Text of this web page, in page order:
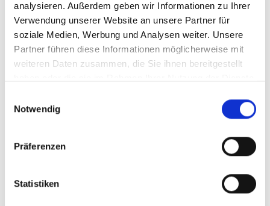
analysieren. Außerdem geben wir Informationen zu Ihrer
Verwendung unserer Website an unsere Partner für
soziale Medien, Werbung und Analysen weiter. Unsere
Partner führen diese Informationen möglicherweise mit
weiteren Daten zusammen, die Sie ihnen bereitgestellt
Notwendig
Präferenzen
Statistiken
WINTERWANDERWEG TEXEL
uralten Bauernhöfen, inmitten winterlicher Stille
- man hört lediglich das ...
0:23 h